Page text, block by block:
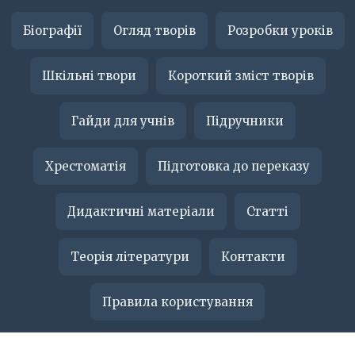
Біографії Огляд творів Розробки уроків
Шкільні твори Короткий зміст творів
Гайди для учнів Підручники
Хрестоматія Підготовка до переказу
Дидактичні матеріали Статті
Теорія літератури Контакти
Правила користування